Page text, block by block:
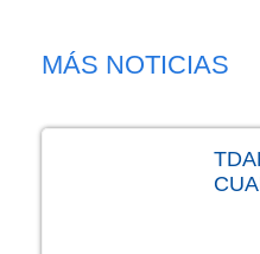
MÁS NOTICIAS